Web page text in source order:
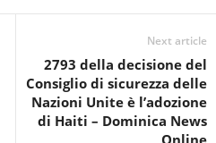
Next article
2793 della decisione del
Consiglio di sicurezza delle
Nazioni Unite è l’adozione
di Haiti – Dominica News
Online